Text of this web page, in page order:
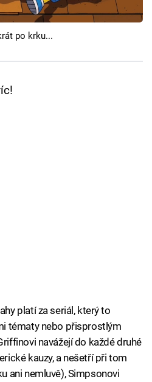
po krku...
platí za seriál, který to
tématy nebo přisprostlým
navážejí do každé druhé
kauzy, a nešetří při tom
ani nemluvě), Simpsonovi